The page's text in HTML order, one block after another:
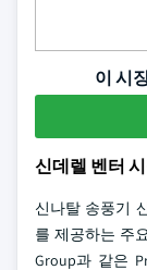
이 시
신데렐 벤터
신나탈 송풍기
를 제공하는 주
Group과 같은